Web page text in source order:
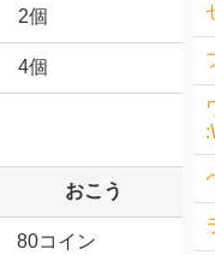
2個
4個
おこう
80コイン